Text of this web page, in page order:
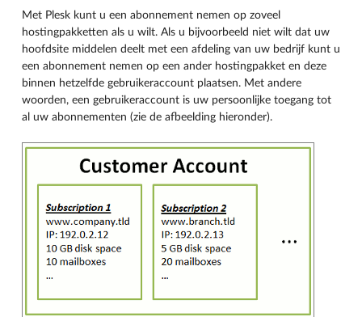
Met Plesk kunt u een abonnement nemen op zoveel
hostingpakketten als u wilt. Als u bijvoorbeeld niet wilt dat uw
hoofdsite middelen deelt met een afdeling van uw bedrijf kunt u
een abonnement nemen op een ander hostingpakket en deze
binnen hetzelfde gebruikeraccount plaatsen. Met andere
woorden, een gebruikeraccount is uw persoonlijke toegang tot
al uw abonnementen (zie de afbeelding hieronder).